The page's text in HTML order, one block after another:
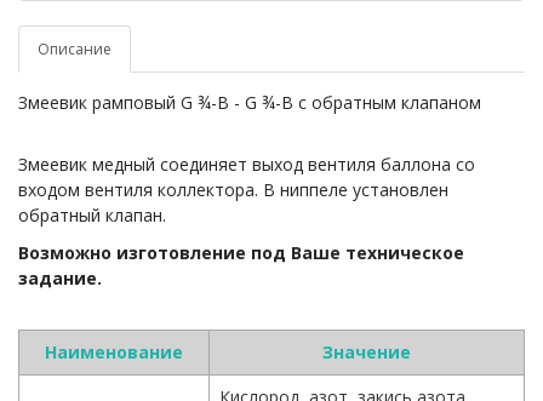
Описание
Змеевик рамповый G ¾-B - G ¾-B с обратным клапаном
Змеевик медный соединяет выход вентиля баллона со
входом вентиля коллектора. В ниппеле установлен
обратный клапан.
Возможно изготовление под Ваше техническое
задание.
Наименование Значение
Кислород, азот, закись азота,